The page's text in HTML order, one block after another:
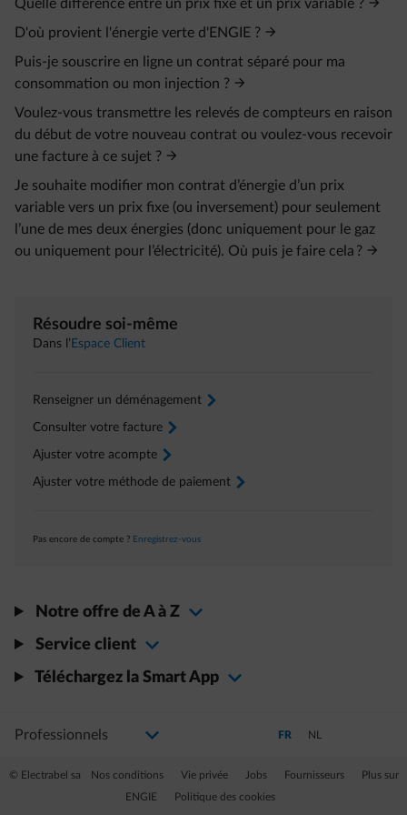
Quelle différence entre un prix fixe et un prix variable ?
D'où provient l'énergie verte d'ENGIE ?
Puis-je souscrire en ligne un contrat séparé pour ma
consommation ou mon injection ?
Voulez-vous transmettre les relevés de compteurs en raison
du début de votre nouveau contrat ou voulez-vous recevoir
une facture à ce sujet ?
Je souhaite modifier mon contrat d’énergie d’un prix
variable vers un prix fixe (ou inversement) pour seulement
l’une de mes deux énergies (donc uniquement pour le gaz
ou uniquement pour l’électricité). Où puis je faire cela ?
Résoudre soi-même
Dans l’ Espace Client
Renseigner un déménagement arrow-right
Consulter votre facture arrow-right
Ajuster votre acompte arrow-right
Ajuster votre méthode de paiement arrow-right
Pas encore de compte ? Enregistrez-vous
Notre offre de A à Z
Service client
Téléchargez la Smart App
Sélectionnez votre profil
La modification de la sélection permettra d'accéder à une nouvelle page
© Electrabel sa Nos conditions Vie privée Jobs Fournisseurs
Plus sur
ENGIE
Politique des cookies
Passer en Français
FR Passer en
NL